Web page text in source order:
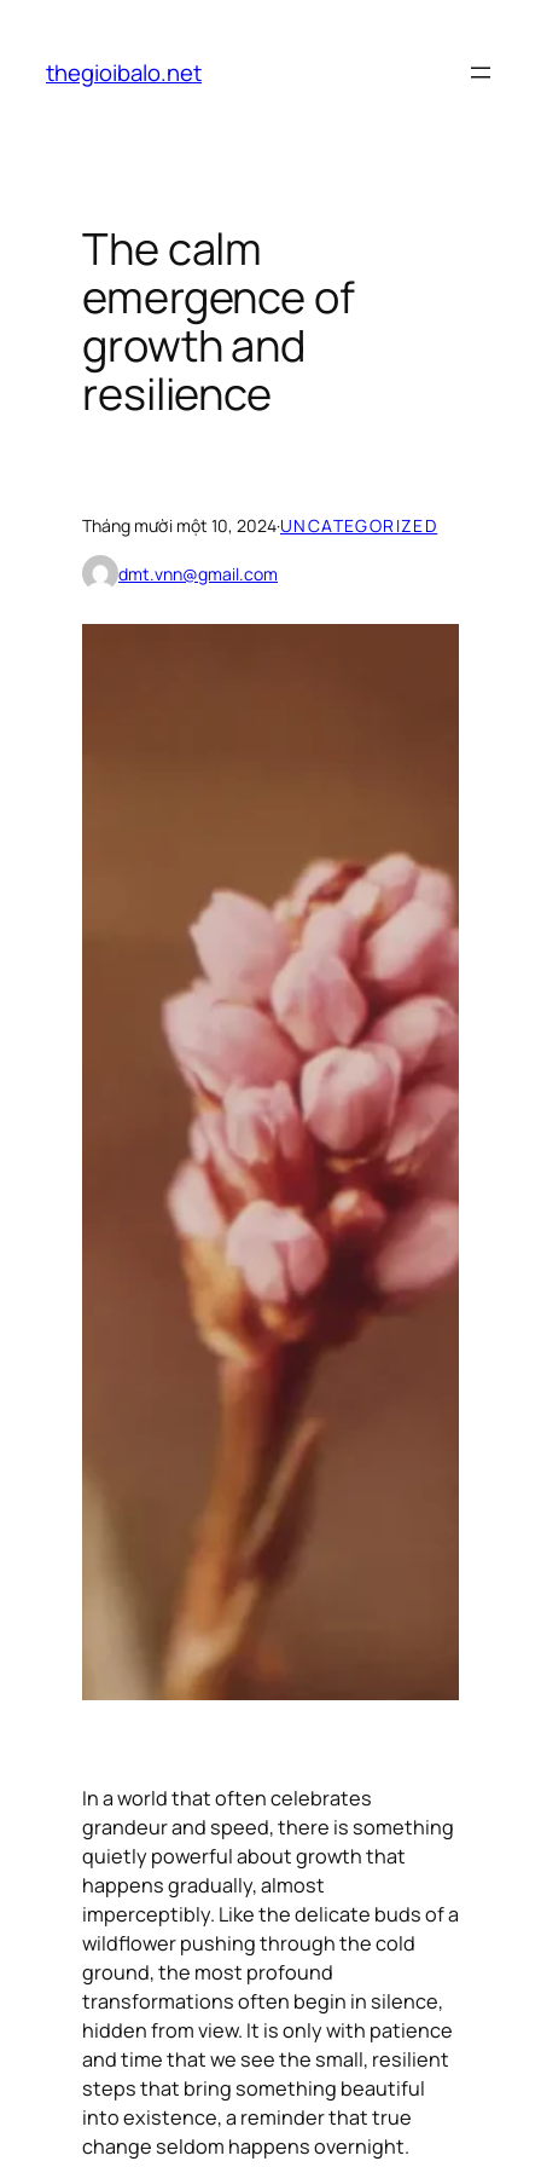
phầnthegioibalo.net
The calm
emergence of
growth and
resilience
Tháng mười một 10, 2024·UNCATEGORIZED
dmt.vnn@gmail.com
In a world that often celebrates
grandeur and speed, there is something
quietly powerful about growth that
happens gradually, almost
imperceptibly. Like the delicate buds of a
wildflower pushing through the cold
ground, the most profound
transformations often begin in silence,
hidden from view. It is only with patience
and time that we see the small, resilient
steps that bring something beautiful
into existence, a reminder that true
change seldom happens overnight.